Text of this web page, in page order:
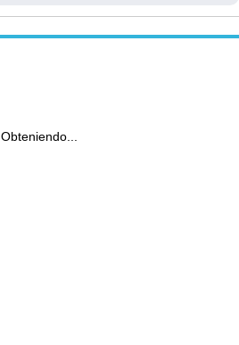
Obteniendo...